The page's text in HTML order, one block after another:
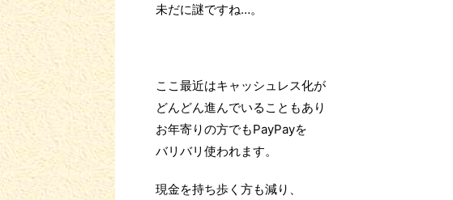
未だに謎ですね…。
ここ最近はキャッシュレス化が
どんどん進んでいることもあり
お年寄りの方でもPayPayを
バリバリ使われます。
現金を持ち歩く方も減り、